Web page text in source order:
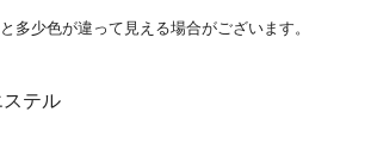
多少色が違って見える場合がございます。
テル